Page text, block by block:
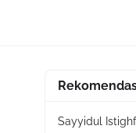
Sayyidul